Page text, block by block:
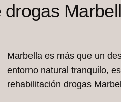
Marbella es más que un
entorno natural tranquilo,
rehabilitación drogas